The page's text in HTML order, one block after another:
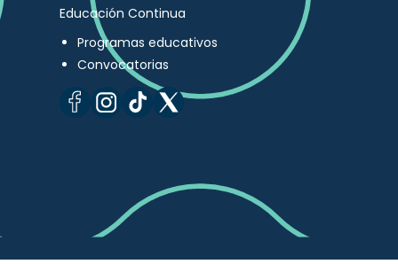
Educación Continua
Programas educativos
Convocatorias